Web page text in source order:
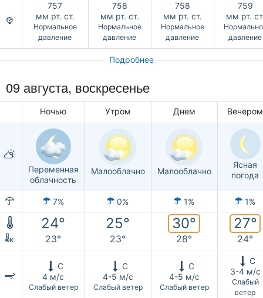
757
мм рт. ст.
Нормальное
давление
758
мм рт. ст.
Нормальное
давление
758
мм рт. ст.
Нормальное
давление
759
мм рт.
давление
Подробнее
09 августа, воскресенье
Ночью Утром Днем Вечером
Переменная
облачность
Малооблачно Малооблачно
Ясная
погода
7% 0% 1% 1%
24° 25° 30° 27°
к 23° 23° 28° 24°
С
4 м/с
Слабый ветер
С
4-5 м/с
Слабый ветер
С
4-5 м/с
Слабый ветер
С
3-4 м/с
Слабый
ветер